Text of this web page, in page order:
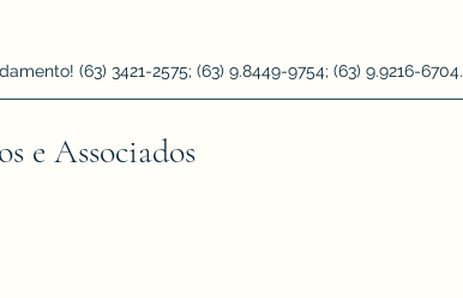
(63) 3421-2575; (63) 9.8449-9754; (63) 9.9216-6704.
e Associados